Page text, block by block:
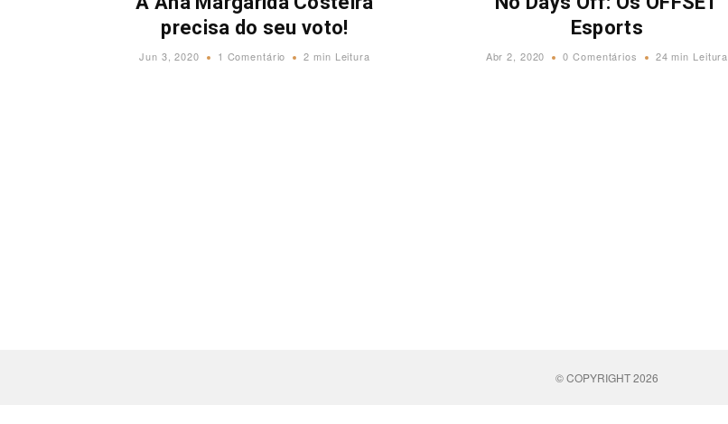
precisa do seu voto!
Jun 3, 2020 1 Comentário 2 min Leitura
Esports
Abr 2, 2020 0 Comentários 24 min Leitura
© COPYRIGHT 2026